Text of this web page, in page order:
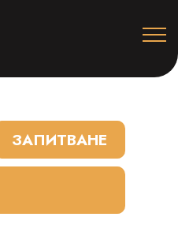
ЗАПИТВАНЕ